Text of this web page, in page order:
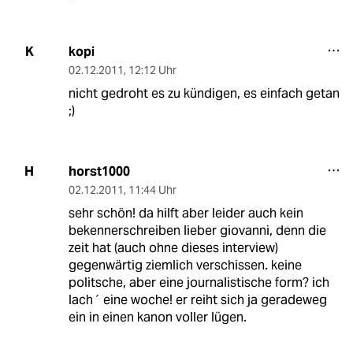
K kopi
02.12.2011, 12:12 Uhr
nicht gedroht es zu kündigen, es einfach getan
;)
H horst1000
02.12.2011, 11:44 Uhr
sehr schön! da hilft aber leider auch kein
bekennerschreiben lieber giovanni, denn die
zeit hat (auch ohne dieses interview)
gegenwärtig ziemlich verschissen. keine
politsche, aber eine journalistische form? ich
lach´ eine woche! er reiht sich ja geradeweg
ein in einen kanon voller lügen.